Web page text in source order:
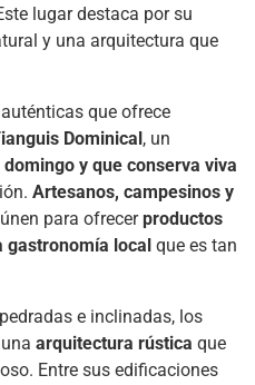
lugar destaca por su
y una arquitectura que
que ofrece
Dominical, un
y que conserva viva
Artesanos, campesinos y
para ofrecerproductos
gastronomía local que es tan
e inclinadas, los
arquitectura rústica que
Entre sus edificaciones